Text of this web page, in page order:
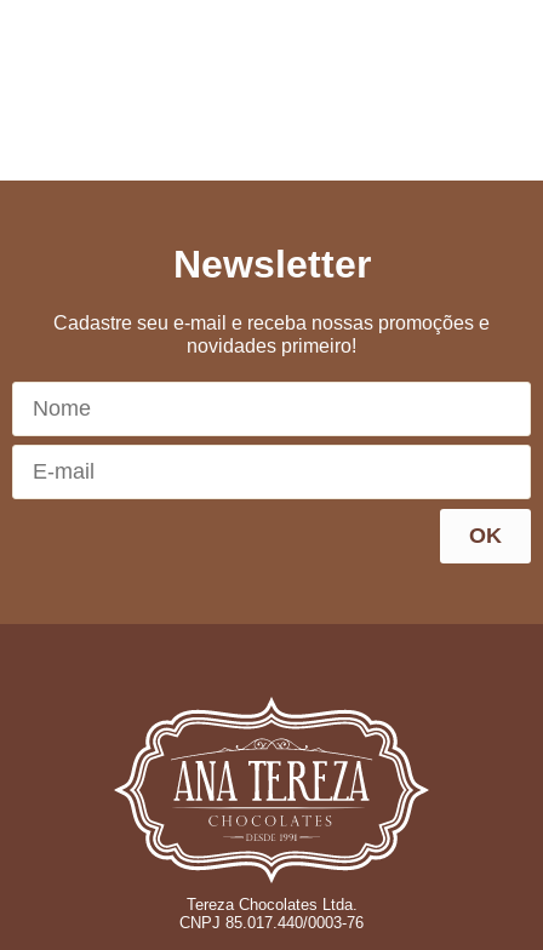
Newsletter
Cadastre seu e-mail e receba nossas promoções e
novidades primeiro!
OK
Tereza Chocolates Ltda.
CNPJ 85.017.440/0003-76